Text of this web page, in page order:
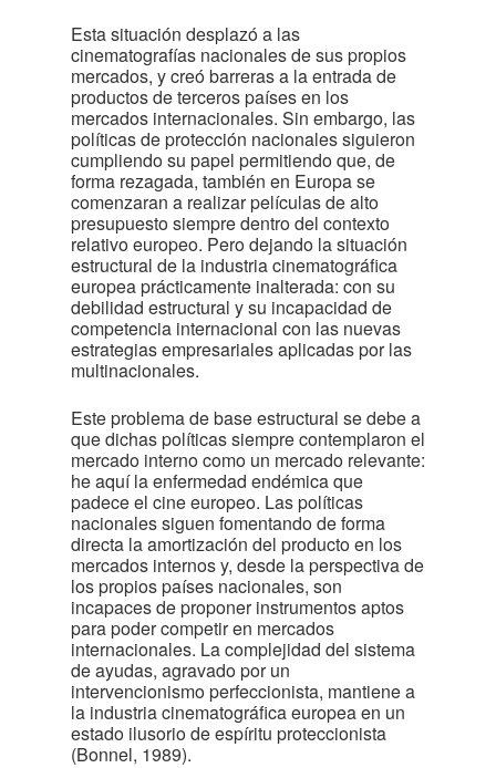
Esta situación desplazó a las
cinematografías nacionales de sus propios
mercados, y creó barreras a la entrada de
productos de terceros países en los
mercados internacionales. Sin embargo, las
políticas de protección nacionales siguieron
cumpliendo su papel permitiendo que, de
forma rezagada, también en Europa se
comenzaran a realizar películas de alto
presupuesto siempre dentro del contexto
relativo europeo. Pero dejando la situación
estructural de la industria cinematográfica
europea prácticamente inalterada: con su
debilidad estructural y su incapacidad de
competencia internacional con las nuevas
estrategias empresariales aplicadas por las
multinacionales.
Este problema de base estructural se debe a
que dichas políticas siempre contemplaron el
mercado interno como un mercado relevante:
he aquí la enfermedad endémica que
padece el cine europeo. Las políticas
nacionales siguen fomentando de forma
directa la amortización del producto en los
mercados internos y, desde la perspectiva de
los propios países nacionales, son
incapaces de proponer instrumentos aptos
para poder competir en mercados
internacionales. La complejidad del sistema
de ayudas, agravado por un
intervencionismo perfeccionista, mantiene a
la industria cinematográfica europea en un
estado ilusorio de espíritu proteccionista
(Bonnel, 1989).